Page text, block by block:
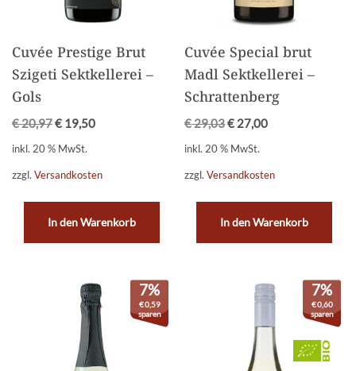
Cuvée Prestige Brut
Szigeti Sektkellerei –
Gols
€20,97€ 19,50
inkl. 20 % MwSt.
zzgl. Versandkosten
In den Warenkorb
Cuvée Special brut
Madl Sektkellerei –
Schrattenberg
€29,03€ 27,00
inkl. 20 % MwSt.
zzgl.Versandkosten
In den Warenkorb
7%
€0,59
sparen
7%
€0,60
sparen